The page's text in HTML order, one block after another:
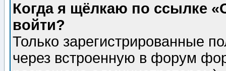
Когда я щёлкаю по ссылке
войти?
Только зарегистрированные
через встроенную в форум